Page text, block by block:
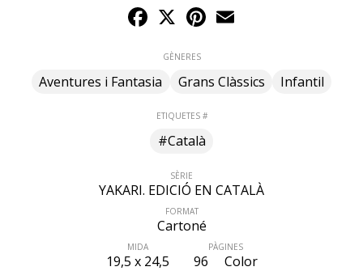
Facebook
X Pinterest
GÈNERES
Aventures i Fantasia Grans Clàssics Infantil
ETIQUETES #
#Català
SÈRIE
YAKARI. EDICIÓ EN CATALÀ
FORMAT
Cartoné
MIDA
19,5 x 24,5
PÀGINES
96 Color